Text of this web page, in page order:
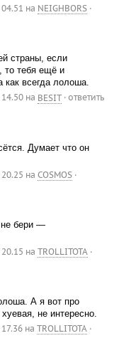
04.51 на NEIGHBORS ·
страны, если
то тебя ещё и
как всегда лолоша.
14.50на BESIT · ответить
Думает что он
20.25 на COSMOS ·
не бери —
20.15 на TROLLITOTA ·
А я вот про
не интересно.
17.36на TROLLITOTA ·